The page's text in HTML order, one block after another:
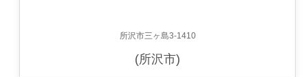
所沢市三ヶ島3-1410
(所沢市)